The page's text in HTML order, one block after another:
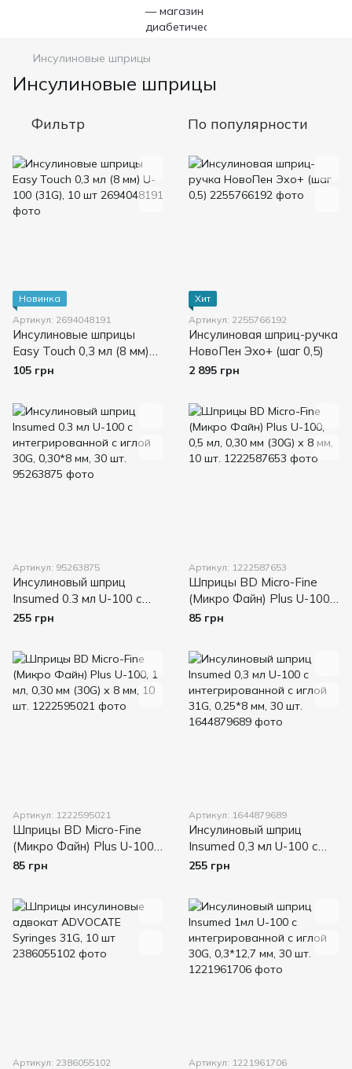
Инсулиновые шприцы
Инсулиновые шприцы
Фильтр По популярности
Новинка
Артикул: 2694048191
Инсулиновые шприцы
Easy Touch 0,3 мл (8 мм)
U-100 (31G), 10 шт
105 грн
Хит
Артикул: 2255766192
Инсулиновая шприц-ручка
НовоПен Эхо+ (шаг 0,5)
2 895 грн
Артикул: 95263875
Инсулиновый шприц
Insumed 0.3 мл U-100 с
интегрированной с иглой
255 грн
Артикул: 1222587653
Шприцы BD Micro-Fine
(Микро Файн) Plus U-100,
0,5 мл, 0,30 мм (30G) х 8
85 грн
Артикул: 1222595021
Шприцы BD Micro-Fine
(Микро Файн) Plus U-100,
1 мл, 0,30 мм (30G) х 8 мм,
85 грн
Артикул: 1644879689
Инсулиновый шприц
Insumed 0,3 мл U-100 с
интегрированной с иглой
255 грн
Артикул: 2386055102 Артикул: 1221961706